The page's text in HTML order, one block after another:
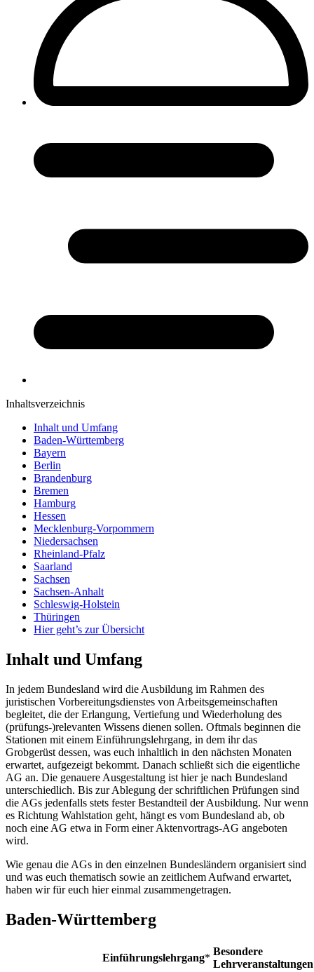
Inhaltsverzeichnis
Inhalt und Umfang
Baden-Württemberg
Bayern
Berlin
Brandenburg
Bremen
Hamburg
Hessen
Mecklenburg-Vorpommern
Niedersachsen
Rheinland-Pfalz
Saarland
Sachsen
Sachsen-Anhalt
Schleswig-Holstein
Thüringen
Hier geht’s zur Übersicht
Inhalt und Umfang
In jedem Bundesland wird die Ausbildung im Rahmen des
juristischen Vorbereitungsdienstes von Arbeitsgemeinschaften
begleitet, die der Erlangung, Vertiefung und Wiederholung des
(prüfungs-)relevanten Wissens dienen sollen. Oftmals beginnen die
Stationen mit einem Einführungslehrgang, in dem ihr das
Grobgerüst dessen, was euch inhaltlich in den nächsten Monaten
erwartet, aufgezeigt bekommt. Danach schließt sich die eigentliche
AG an. Die genauere Ausgestaltung ist hier je nach Bundesland
unterschiedlich. Bis zur Ablegung der schriftlichen Prüfungen sind
die AGs jedenfalls stets fester Bestandteil der Ausbildung. Nur wenn
es Richtung Wahlstation geht, hängt es vom Bundesland ab, ob
noch eine AG etwa in Form einer Aktenvortrags-AG angeboten
wird.
Wie genau die AGs in den einzelnen Bundesländern organisiert sind
und was euch thematisch sowie an zeitlichem Aufwand erwartet,
haben wir für euch hier einmal zusammengetragen.
Baden-Württemberg
Einführungslehrgang*
Besondere
Lehrveranstaltungen